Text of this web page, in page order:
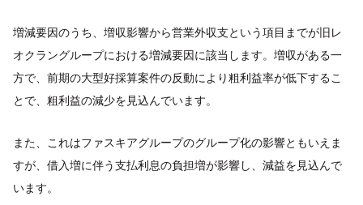
増減要因のうち、増収影響から営業外収支という項目までが旧レ
オクラングループにおける増減要因に該当します。増収がある一
方で、前期の大型好採算案件の反動により粗利益率が低下するこ
とで、粗利益の減少を見込んでいます。
また、これはファスキアグループのグループ化の影響ともいえま
すが、借入増に伴う支払利息の負担増が影響し、減益を見込んで
います。